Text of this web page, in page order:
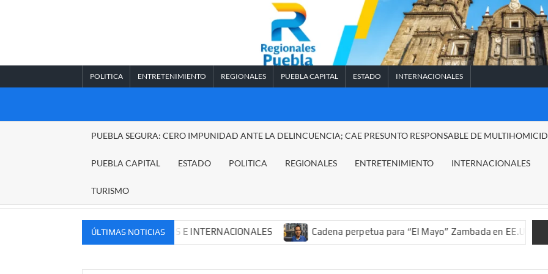
POLITICA ENTRETENIMIENTO REGIONALES PUEBLA CAPITAL ESTADO INTERNACIONALES
REGIONALES
PUEBLA SEGURA: CERO IMPUNIDAD ANTE LA DELINCUENCIA; CAE PRESUNTO RESPONSABLE DE
PUEBLA CAPITAL ESTADO POLITICA REGIONALES ENTRETENIMIENTO INTERNACIONALES
TURISMO
ÚLTIMAS NOTICIAS
MERCADOS NACIONALES E INTERNACIONALES Cadena perpetua para “El Mayo” Zambada en EE.UU.; ordenan